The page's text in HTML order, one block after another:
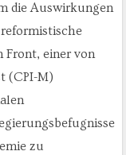
die Auswirkungen
Front, einer von
(CPI-M)
zu